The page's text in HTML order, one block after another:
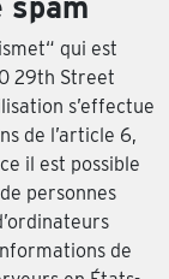
qui est
29th Street
s’effectue
de l’article 6,
il est possible
personnes
de